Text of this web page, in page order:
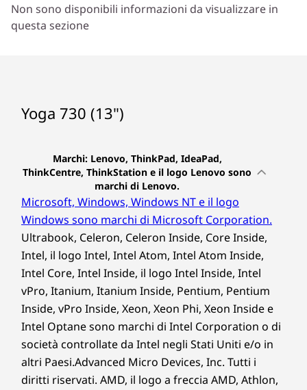
Non sono disponibili informazioni da visualizzare in
questa sezione
Yoga 730 (13")
Marchi: Lenovo, ThinkPad, IdeaPad,
ThinkCentre, ThinkStation e il logo Lenovo sono
marchi di Lenovo.
Microsoft, Windows, Windows NT e il logo
Windows sono marchi di Microsoft Corporation.
Ultrabook, Celeron, Celeron Inside, Core Inside,
Intel, il logo Intel, Intel Atom, Intel Atom Inside,
Intel Core, Intel Inside, il logo Intel Inside, Intel
vPro, Itanium, Itanium Inside, Pentium, Pentium
Inside, vPro Inside, Xeon, Xeon Phi, Xeon Inside e
Intel Optane sono marchi di Intel Corporation o di
società controllate da Intel negli Stati Uniti e/o in
altri Paesi.Advanced Micro Devices, Inc. Tutti i
diritti riservati. AMD, il logo a freccia AMD, Athlon,